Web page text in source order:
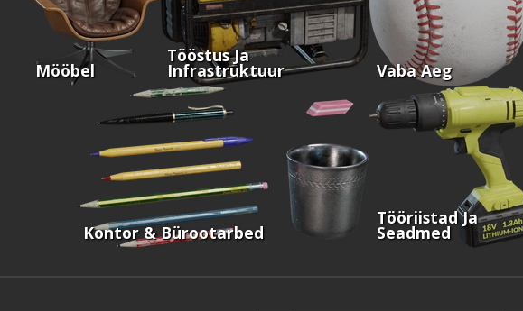
Mööbel
Tööstus Ja
Infrastruktuur Vaba Aeg
Kontor & Bürootarbed
Tööriistad Ja
Seadmed